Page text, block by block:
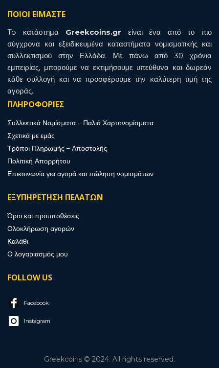
ΠΟΙΟΙ ΕΙΜΑΣΤΕ
To κατάστημα Greekcoins.gr είναι ένα από το πιο
σύγχρονα και εξειδικευμένα καταστήματα νομισματικής και
συλλεκτισμού στην Ελλάδα. Με πάνω από 30 χρόνια
εμπειρίας, μπορούμε να εκτιμήσουμε υπεύθυνα και δωρεάν
κάθε συλλογή και να προσφέρουμε την καλύτερη τιμή της
αγοράς.
ΠΛΗΡΟΦΟΡΙΕΣ
Συλλεκτικά Νομίσματα – Παλιά Χαρτονομίσματα
Σχετικά με εμάς
Τρόποι Πληρωμής – Αποστολής
Πολιτική Απορρήτου
Επικοινωνία για αγορά και πώληση νομισμάτων
ΕΞΥΠΗΡΕΤΗΣΗ ΠΕΛΑΤΩΝ
Όροι και προυποθέσεις
Ολοκλήρωση αγορών
Καλάθι
Ο λογαριασμός μου
FOLLOW US
Facebook
Instagram
Greekcoins © 2024. All rights reserved.